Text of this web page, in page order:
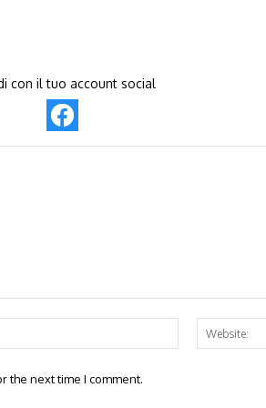
con il tuo account social
Email:*
the next time I comment.